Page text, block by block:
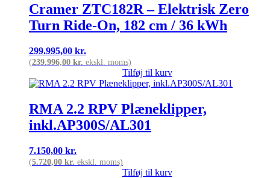
Cramer ZTC182R – Elektrisk Zero
Turn Ride-On, 182 cm / 36 kWh
299.995,00 kr.
(239.996,00 kr. ekskl. moms)
Tilføj til kurv
RMA 2.2 RPV Plæneklipper,
inkl.AP300S/AL301
7.150,00 kr.
(5.720,00 kr. ekskl. moms)
Tilføj til kurv